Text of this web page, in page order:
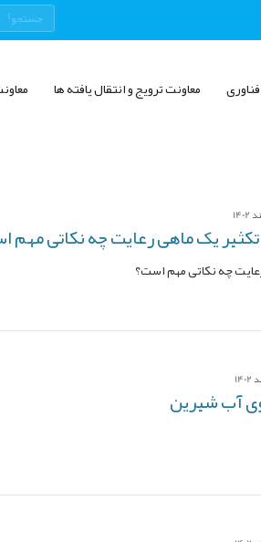
معاونت ترویج و انتقال یافته ها
یک ماهی رعایت چه نکاتی مهم
چه نکاتی مهم است؟
آب شیرین